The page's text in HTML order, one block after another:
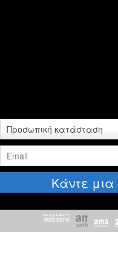
Προσωπική κατάσταση
Κάντε μια